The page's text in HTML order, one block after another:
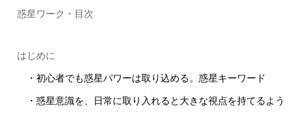
惑星ワーク・目次
はじめに
・初心者でも惑星パワーは取り込める。惑星キーワード
・惑星意識を、日常に取り入れると大きな視点を持てるよう